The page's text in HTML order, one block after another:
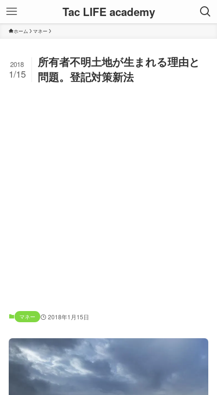
Tac LIFE academy
ホーム マネー
所有者不明土地が生まれる理由と
問題。登記対策新法
2018
1/15
マネー 2018年1月15日